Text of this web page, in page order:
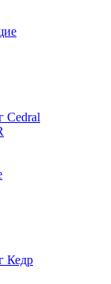
Cedral
Кедр